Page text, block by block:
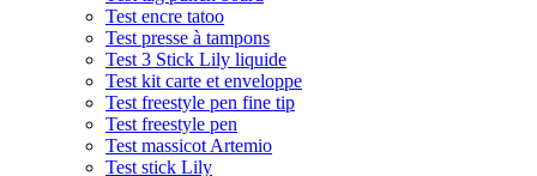
Test encre tatoo
Test presse à tampons
Test 3 Stick Lily liquide
Test kit carte et enveloppe
Test freestyle pen fine tip
Test freestyle pen
Test massicot Artemio
Test stick Lily